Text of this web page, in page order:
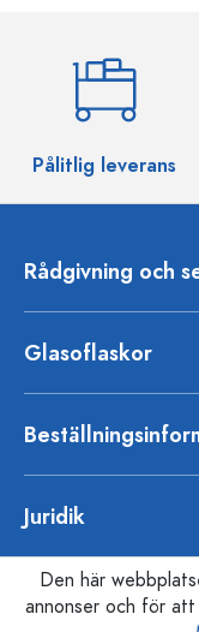
Pålitlig leverans
Rådgivning och
Glasoflaskor
Juridik
Den här
annonser och för